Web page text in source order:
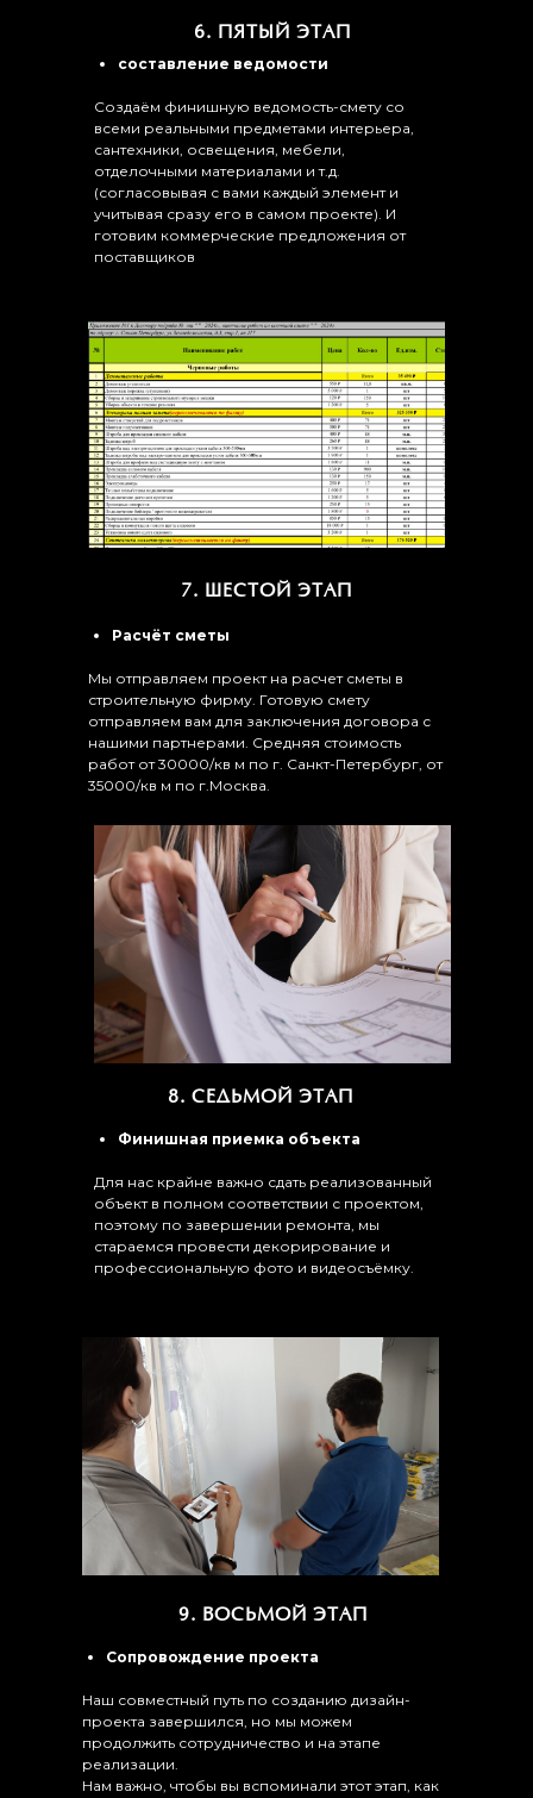
составление ведомости
Создаём финишную ведомость-смету со
всеми реальными предметами интерьера,
сантехники, освещения, мебели,
отделочными материалами и т.д.
(согласовывая с вами каждый элемент и
учитывая сразу его в самом проекте). И
готовим коммерческие предложения от
поставщиков
6. ПЯТЫЙ ЭТАП
7. ШЕСТОЙ ЭТАП
Расчёт сметы
Мы отправляем проект на расчет сметы в
строительную фирму. Готовую смету
отправляем вам для заключения договора с
нашими партнерами. Средняя стоимость
работ от 30000/кв м по г. Санкт-Петербург, от
35000/кв м по г.Москва.
8. СЕДЬМОЙ ЭТАП
Сопровождение проекта
Наш совместный путь по созданию дизайн-
проекта завершился, но мы можем
продолжить сотрудничество и на этапе
реализации.
Нам важно, чтобы вы вспоминали этот этап, как
9. ВОСЬМОЙ ЭТАП
Финишная приемка объекта
Для нас крайне важно сдать реализованный
объект в полном соответствии с проектом,
поэтому по завершении ремонта, мы
стараемся провести декорирование и
профессиональную фото и видеосъёмку.